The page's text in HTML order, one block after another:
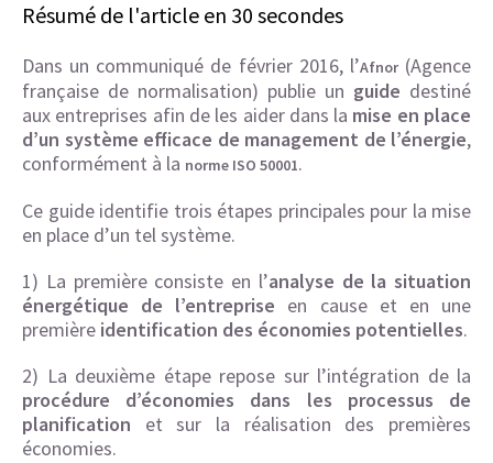
Résumé de l'article en 30 secondes
Dans un communiqué de février 2016, l’Afnor(Agence
française de normalisation) publie un guide destiné
aux entreprises afin de les aider dans la mise en place
d’un système efficace de management de l’énergie,
conformément à la norme ISO 50001.
Ce guide identifie trois étapes principales pour la mise
en place d’un tel système.
1) La première consiste en l’analyse de la situation
énergétique de l’entreprise en cause et en une
première identification des économies potentielles.
2) La deuxième étape repose sur l’intégration de la
procédure d’économies dans les processus de
planification et sur la réalisation des premières
économies.